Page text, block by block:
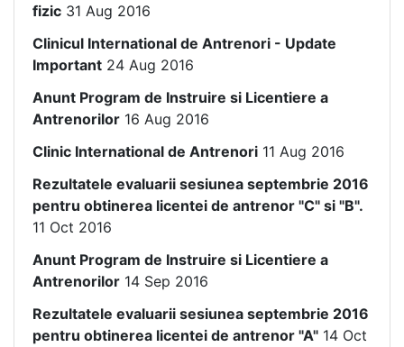
fizic 31 Aug 2016
Clinicul International de Antrenori - Update
Important 24 Aug 2016
Anunt Program de Instruire si Licentiere a
Antrenorilor 16 Aug 2016
Clinic International de Antrenori 11 Aug 2016
Rezultatele evaluarii sesiunea septembrie 2016
pentru obtinerea licentei de antrenor "C" si "B".
11 Oct 2016
Anunt Program de Instruire si Licentiere a
Antrenorilor 14 Sep 2016
Rezultatele evaluarii sesiunea septembrie 2016
pentru obtinerea licentei de antrenor "A" 14 Oct